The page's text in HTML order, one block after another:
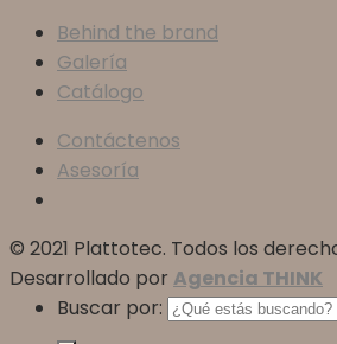
Behind the brand
Galería
Catálogo
Contáctenos
Asesoría
© 2021 Plattotec. Todos los
Desarrollado por Agencia THINK
Buscar por: